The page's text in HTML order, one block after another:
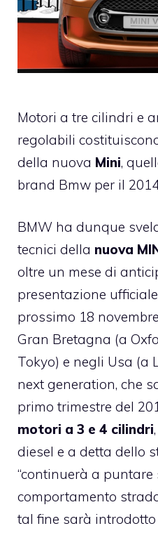
Motori a tre cilindri e
regolabili
della nuova Mini,
brand Bmw per il
BMW ha dunque
tecnici della nuova
oltre un mese di
presentazione
prossimo 18
Gran Bretagna (a
Tokyo) e negli Usa (a
next generation, che
primo trimestre del
motori a 3 e 4 cilindri
diesel e a detta dello
“continuerà a puntare
comportamento
tal fine sarà